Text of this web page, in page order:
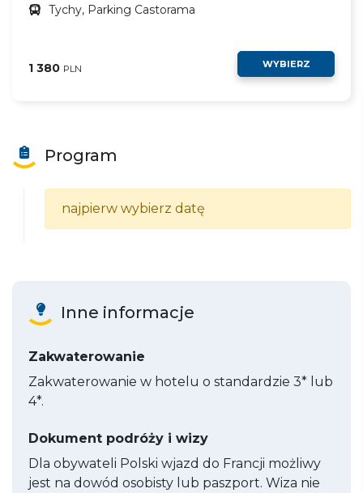
Tychy, Parking Castorama
1 380 PLN WYBIERZ
Program
najpierw wybierz datę
Inne informacje
Zakwaterowanie
Zakwaterowanie w hotelu o standardzie 3* lub
4*.
Dokument podróży i wizy
Dla obywateli Polski wjazd do Francji możliwy
jest na dowód osobisty lub paszport. Wiza nie